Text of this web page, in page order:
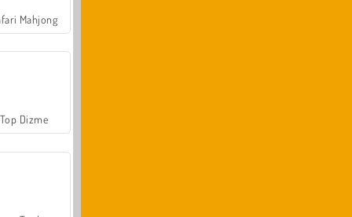
Mahjong
Top Dizme